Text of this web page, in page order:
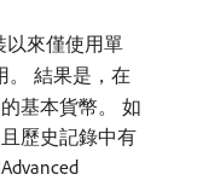
以來僅使用單
。 結果是，在
基本貨幣。 如
歷史記錄中有